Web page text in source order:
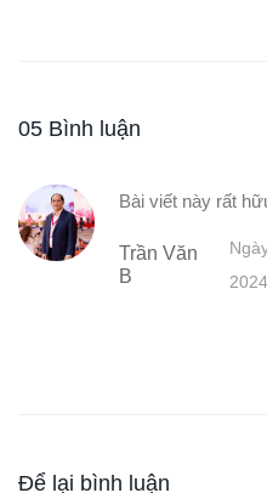
05 Bình luận
Bài viết này rất
Trần Văn
B
2024
Để lại bình luận